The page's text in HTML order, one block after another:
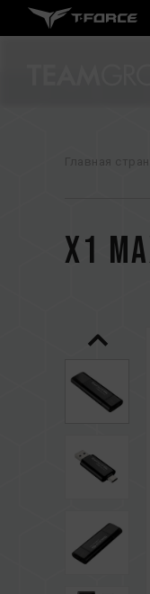
Главная
X1